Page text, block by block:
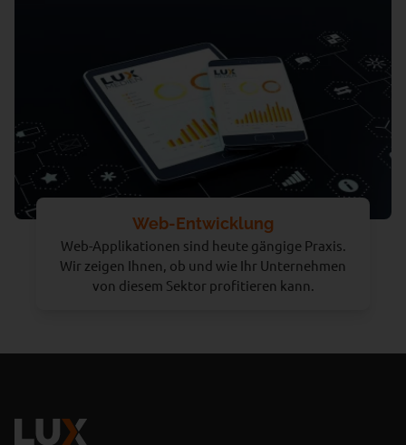
Web-Entwicklung
Web-Applikationen sind heute gängige Praxis.
Wir zeigen Ihnen, ob und wie Ihr Unternehmen
von diesem Sektor profitieren kann.